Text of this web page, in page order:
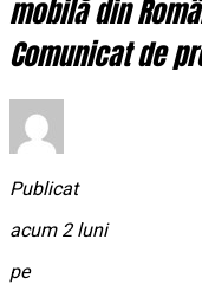
mobilă din
Comunicat de
Publicat
acum 2 luni
pe